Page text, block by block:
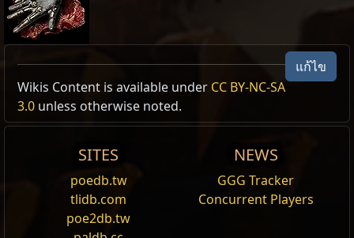
Allow Type: Persistent, Buff, AND
Reset
{สาสน์ธุลี}
ขณะที่สกิลนี้ทำงาน ศัตรูที่คุณสังหารด้วยการโจมตีที่
ไม่ใช่สาสน์ที่มี ความเสียหายล้นเกินเพียงพอ จะก่อให้เกิด
ระเบิดที่สร้างสถานะ
ต่อศัตรูที่อยู่ใกล้ตาม
เสียหายล้นเกิน
US Realm Economy Wiki
24h volume
Arbiter's Reach
Divine Orb
แก้ไข
Wikis Content is available under CC BY-NC-SA
3.0 unless otherwise noted.
SITES
poedb.tw
tlidb.com
poe2db.tw
NEWS
GGG Tracker
Concurrent Players